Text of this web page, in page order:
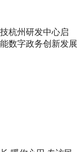
杭州研发中心启
数字政务创新发展